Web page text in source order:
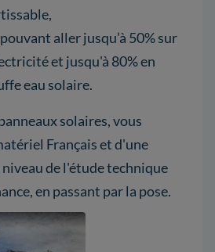
aller jusqu’à 50% sur
et jusqu'à 80% en
eau solaire.
solaires, vous
Français et d'une
de l'étude technique
en passant par la pose.